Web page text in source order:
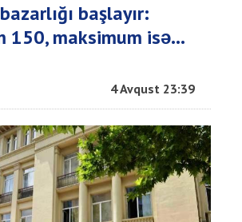
başlayır:
150, maksimum isə...
4 Avqust 23:39